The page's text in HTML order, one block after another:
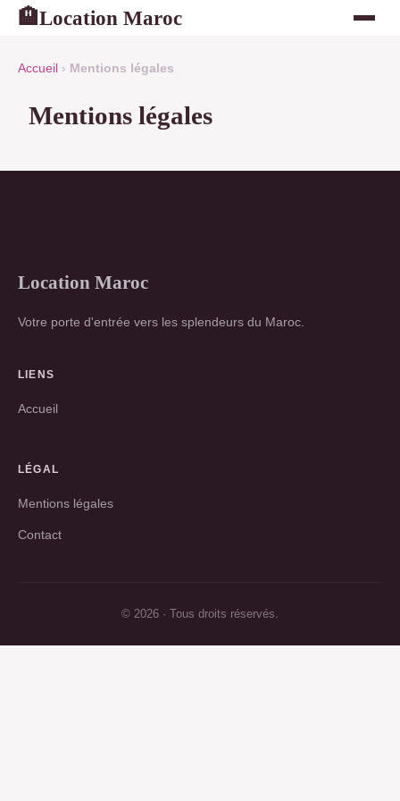
🏨Location Maroc
Accueil › Mentions légales
Mentions légales
Location Maroc
Votre porte d'entrée vers les splendeurs du Maroc.
LIENS
Accueil
LÉGAL
Mentions légales
Contact
© 2026 · Tous droits réservés.